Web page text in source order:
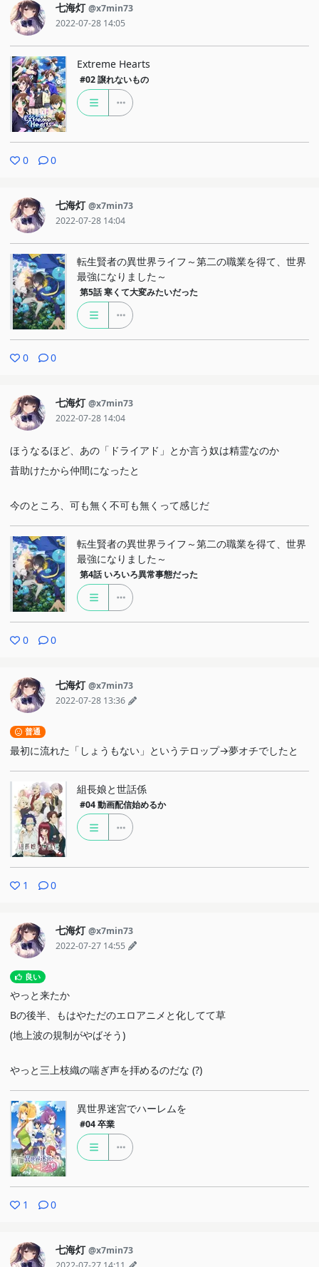
七海灯 @x7min73
2022-07-28 14:05
Extreme Hearts
#02 譲れないもの
0 0
七海灯 @x7min73
2022-07-28 14:04
転生賢者の異世界ライフ～第二の職業を得て、世界
最強になりました～
第5話 寒くて大変みたいだった
0 0
七海灯 @x7min73
2022-07-28 14:04
ほうなるほど、あの「ドライアド」とか言う奴は精霊なのか
昔助けたから仲間になったと
今のところ、可も無く不可も無くって感じだ
転生賢者の異世界ライフ～第二の職業を得て、世界
最強になりました～
第4話 いろいろ異常事態だった
0 0
七海灯 @x7min73
2022-07-28 13:36
普通
最初に流れた「しょうもない」というテロップ→夢オチでしたと
組長娘と世話係
#04 動画配信始めるか
1 0
七海灯 @x7min73
2022-07-27 14:55
良い
やっと来たか
Bの後半、もはやただのエロアニメと化してて草
(地上波の規制がやばそう)
やっと三上枝織の喘ぎ声を拝めるのだな (?)
異世界迷宮でハーレムを
#04 卒業
1 0
七海灯 @x7min73